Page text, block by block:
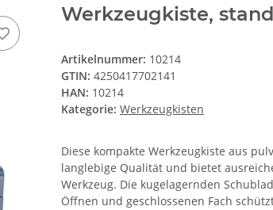
Werkzeugkiste,
Artikelnummer: 10214
GTIN: 4250417702141
HAN: 10214
Kategorie: Werkzeugkisten
Diese kompakte Werkzeugkiste aus
langlebige Qualität und bietet
Werkzeug. Die kugelagernden
Öffnen und geschlossenen Fach